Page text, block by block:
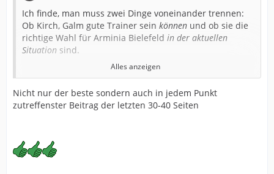
Ich finde, man muss zwei Dinge voneinander trennen:
Ob Kirch, Galm gute Trainer sein können und ob sie die
richtige Wahl für Arminia Bielefeld in der aktuellen
Situation sind.
Trainer scheitern wird. Das ist auch gar nicht mein
Punkt. Mein Punkt ist ein anderer: Wann, wenn nicht
Wir kommen aus den erfolgreichsten Jahren der
jüngeren Vereinsgeschichte. Aufstieg, Pokalfinale,
Alles anzeigen
Nicht nur der beste sondern auch in jedem Punkt
zutreffenster Beitrag der letzten 30-40 Seiten